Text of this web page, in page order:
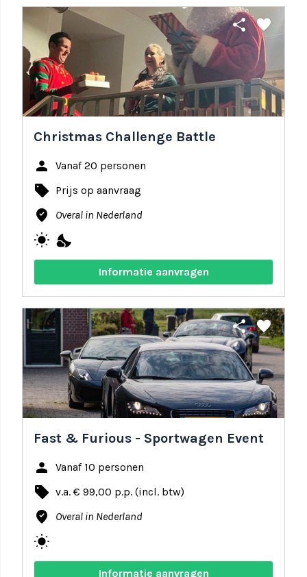
share favorite
Christmas Challenge Battle
person Vanaf 20 personen
local_offer Prijs op aanvraag
where_to_vote Overal in Nederland
wb_sunny nights_stay
Informatie aanvragen
share favorite
Fast & Furious - Sportwagen Event
person Vanaf 10 personen
local_offer v.a. € 99,00 p.p. (incl. btw)
where_to_vote Overal in Nederland
wb_sunny
Informatie aanvragen